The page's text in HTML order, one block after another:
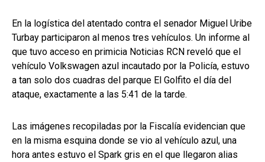
En la logística del atentado contra el senador Miguel Uribe
Turbay participaron al menos tres vehículos. Un informe al
que tuvo acceso en primicia Noticias RCN reveló que el
vehículo Volkswagen azul incautado por la Policía, estuvo
a tan solo dos cuadras del parque El Golfito el día del
ataque, exactamente a las 5:41 de la tarde.
Las imágenes recopiladas por la Fiscalía evidencian que
en la misma esquina donde se vio al vehículo azul, una
hora antes estuvo el Spark gris en el que llegaron alias